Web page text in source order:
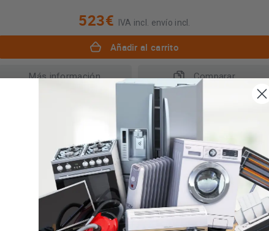
523€ IVA incl. envío incl.
Añadir al carrito
Más información Comparar